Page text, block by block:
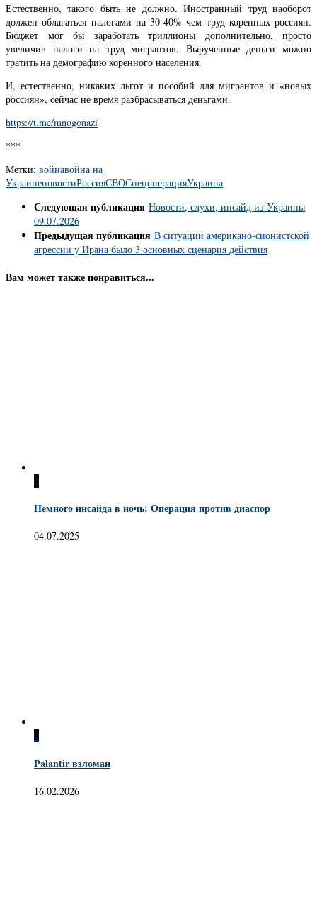
Естественно, такого быть не должно. Иностранный труд наоборот
должен облагаться налогами на 30-40% чем труд коренных россиян.
Бюджет мог бы заработать триллионы дополнительно, просто
увеличив налоги на труд мигрантов. Вырученные деньги можно
тратить на демографию коренного населения.
И, естественно, никаких льгот и пособий для мигрантов и «новых
россиян», сейчас не время разбрасываться деньгами.
https://t.me/mnogonazi
***
Метки: войнавойна на
УкраиненовостиРоссияСВОСпецоперацияУкраина
Следующая публикация Новости, слухи, инсайд из Украины
09.07.2026
Предыдущая публикация В ситуации американо-сионистской
агрессии у Ирана было 3 основных сценария действия
Вам может также понравиться...
0
Немного инсайда в ночь: Операция против диаспор
04.07.2025
0
Palantir взломан
16.02.2026